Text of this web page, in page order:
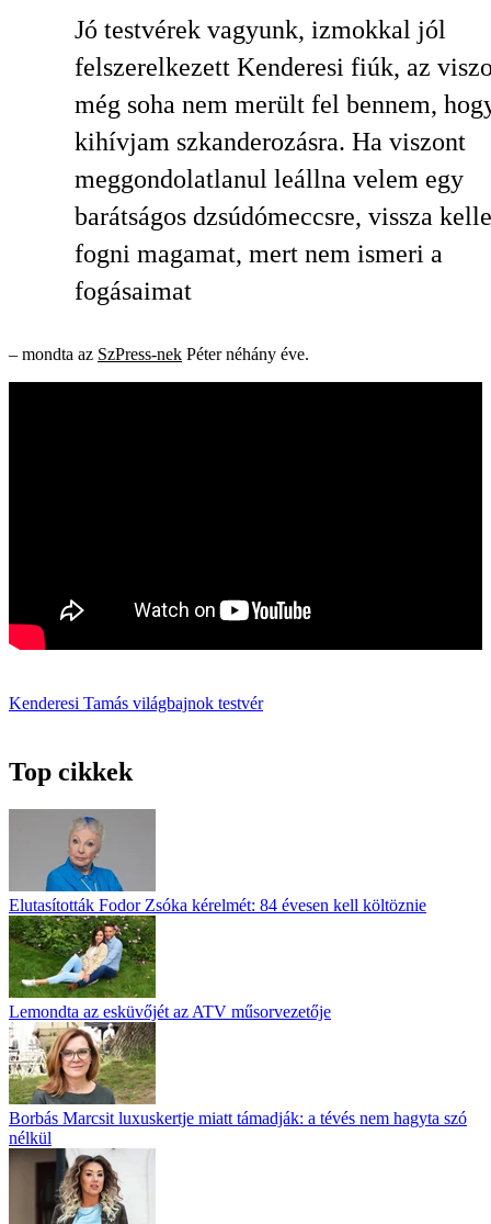
Jó testvérek vagyunk, izmokkal jól
felszerelkezett Kenderesi fiúk, az
még soha nem merült fel bennem,
kihívjam szkanderozásra. Ha viszont
meggondolatlanul leállna velem egy
barátságos dzsúdómeccsre, vissza
fogni magamat, mert nem ismeri a
fogásaimat
– mondta az SzPress-nek Péter néhány éve.
Kenderesi Tamás világbajnok testvér
Top cikkek
Elutasították Fodor Zsóka kérelmét: 84 évesen kell költöznie
Lemondta az esküvőjét az ATV műsorvezetője
Borbás Marcsit luxuskertje miatt támadják: a tévés nem hagyta szó
nélkül